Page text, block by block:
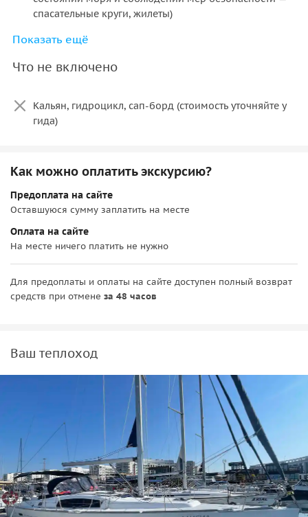
спасательные круги, жилеты)
Трансфер от станции «Олимпийская деревня»
Показать ещё
Что не включено
Кальян, гидроцикл, сап-борд (стоимость уточняйте у
гида)
Как можно оплатить экскурсию?
Предоплата на сайте
Оставшуюся сумму заплатить на месте
Оплата на сайте
На месте ничего платить не нужно
Для предоплаты и оплаты на сайте доступен полный возврат
средств при отмене за 48 часов
Ваш теплоход